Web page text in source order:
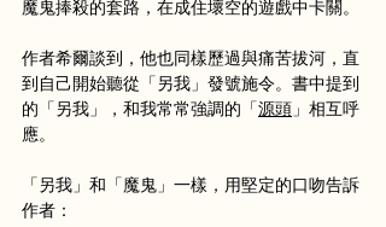
魔鬼捧殺的套路，在成住壞空的遊戲中卡關。
作者希爾談到，他也同樣歷過與痛苦拔河，直
到自己開始聽從「另我」發號施令。書中提到
的「另我」，和我常常強調的「源頭 」相互呼
應。
「另我」和「魔鬼」一樣，用堅定的口吻告訴
作者：